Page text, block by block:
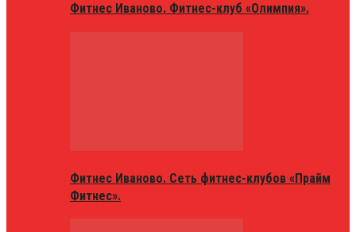
Фитнес Иваново. Фитнес-клуб «Олимпия».
Фитнес Иваново. Сеть фитнес-клубов «Прайм
Фитнес».